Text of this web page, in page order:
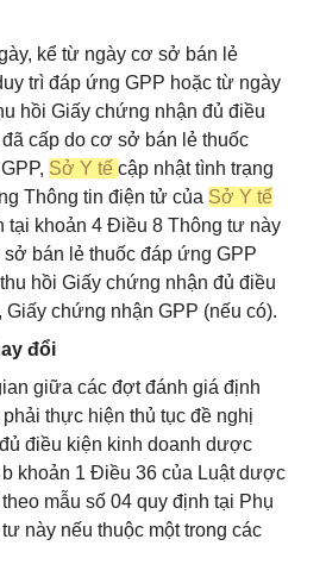
kể từ ngày cơ sở bán lẻ
trì đáp ứng GPP hoặc từ ngày
hồi Giấy chứng nhận đủ điều
cấp do cơ sở bán lẻ thuốc
Sở Y tế cập nhật tình trạng
Thông tin điện tử của Sở Y tế
tại khoản 4 Điều 8 Thông tư này
bán lẻ thuốc đáp ứng GPP
hồi Giấy chứng nhận đủ điều
chứng nhận GPP (nếu có).
đổi
giữa các đợt đánh giá định
thực hiện thủ tục đề nghị
điều kiện kinh doanh dược
khoản 1 Điều 36 của Luật dược
mẫu số 04 quy định tại Phụ
này nếu thuộc một trong các